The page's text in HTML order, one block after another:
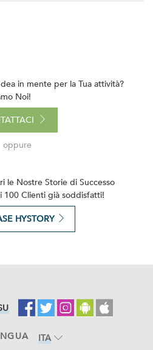
in mente per la Tua attività?
Noi!
oppure
le Nostre Storie di Successo
100 Clienti già soddisfatti!
HYSTORY
ITA